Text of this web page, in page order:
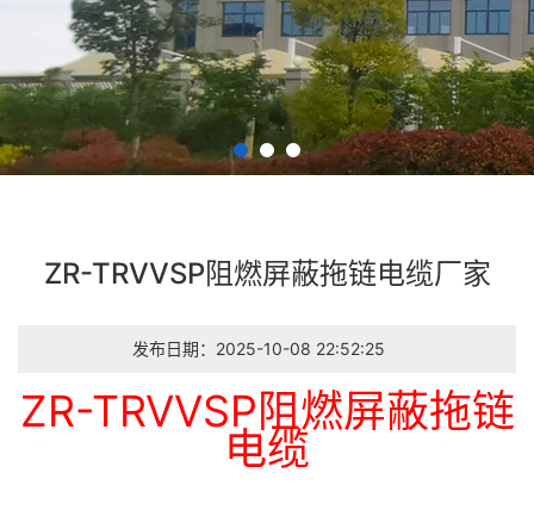
ZR-TRVVSP阻燃屏蔽拖链电缆厂家
发布日期：2025-10-08 22:52:25
ZR-TRVVSP阻燃屏蔽拖链
电缆